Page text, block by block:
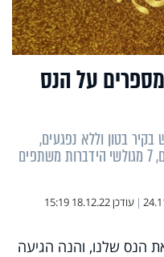
גולשים מספרים על הנס
בטון וללא נפגעים,
וכאבי בטן מופלאים: לקראת חג הניסים, 7 מגולשי הידברות משתפים
| עודכן18.12.22 15:19
הנס שלנו, והנה הגיעה